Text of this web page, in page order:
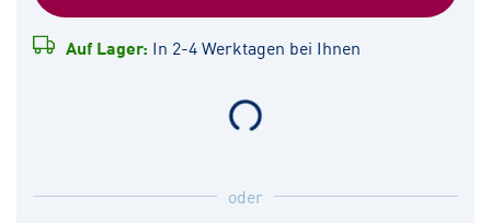
Auf Lager: In 2-4 Werktagen bei Ihnen
oder